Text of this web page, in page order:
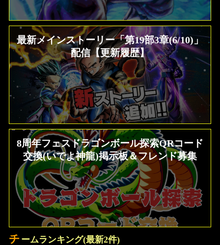
最新メインストーリー「第19部3章(6/10)」
配信【更新履歴】
8周年フェスドラゴンボール探索QRコード
交換(いでよ神龍)掲示板＆フレンド募集
チ ームランキング(最新2件)